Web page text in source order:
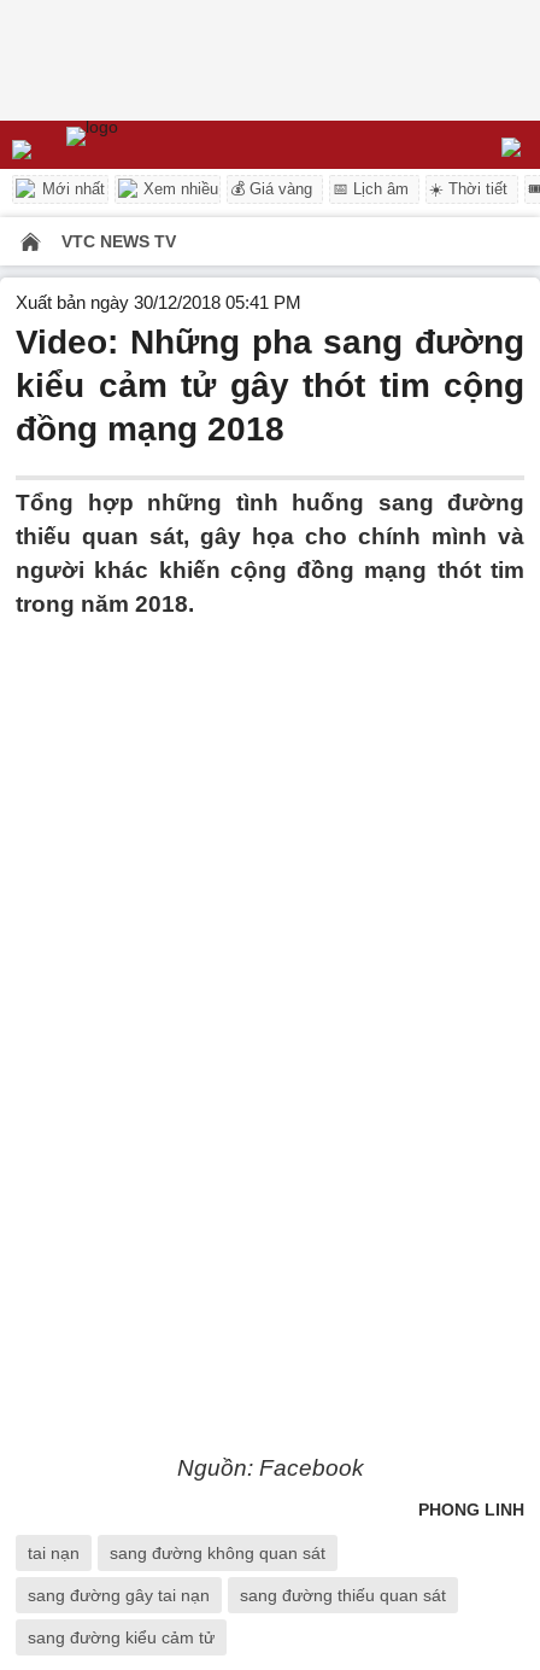
Mới nhất Xem nhiều 💰 Giá vàng 📅 Lịch âm ☀️ Thời tiết
VTC NEWS TV
Xuất bản ngày 30/12/2018 05:41 PM
Video: Những pha sang đường
kiểu cảm tử gây thót tim cộng
đồng mạng 2018
Tổng hợp những tình huống sang đường
thiếu quan sát, gây họa cho chính mình và
người khác khiến cộng đồng mạng thót tim
trong năm 2018.
Nguồn: Facebook
PHONG LINH
tai nạn sang đường không quan sát
sang đường gây tai nạn sang đường thiếu quan sát
sang đường kiểu cảm tử